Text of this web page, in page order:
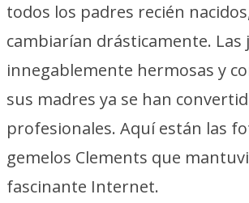
todos los padres recién
cambiarían drásticamente. Las
innegablemente hermosas y
sus madres ya se han
profesionales. Aquí están las
gemelos Clements que
fascinante Internet.